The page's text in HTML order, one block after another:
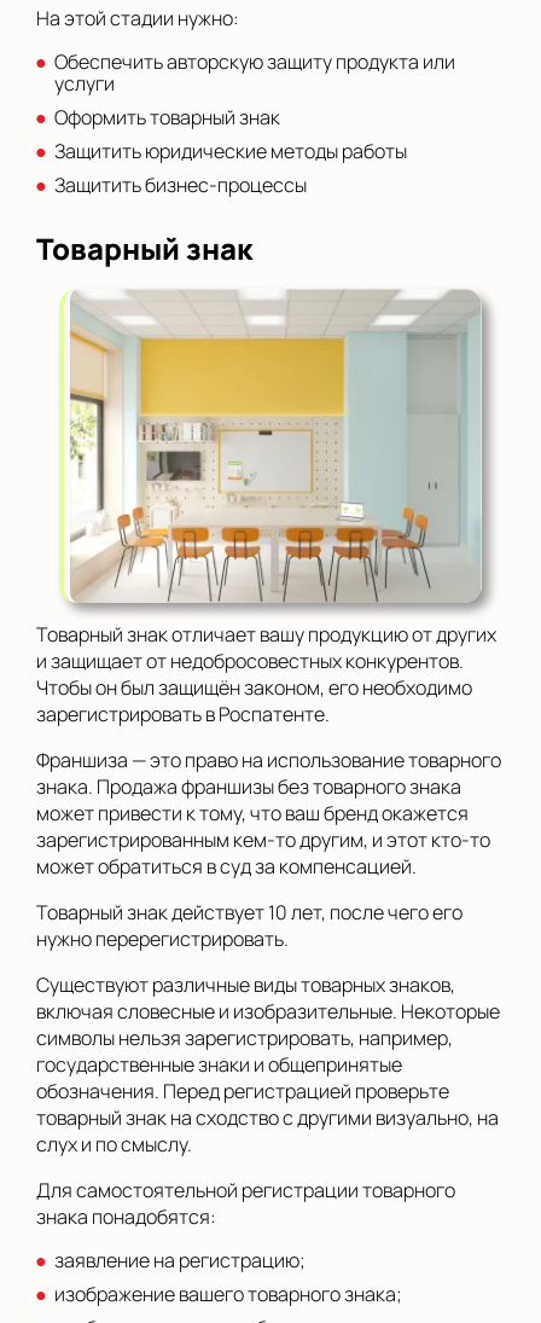
На этой стадии нужно:
Обеспечить авторскую защиту продукта или
услуги
Оформить товарный знак
Защитить юридические методы работы
Защитить бизнес-процессы
Товарный знак
Товарный знак отличает вашу продукцию от других
и защищает от недобросовестных конкурентов.
Чтобы он был защищён законом, его необходимо
зарегистрировать в Роспатенте.
Франшиза — это право на использование товарного
знака. Продажа франшизы без товарного знака
может привести к тому, что ваш бренд окажется
зарегистрированным кем-то другим, и этот кто-то
может обратиться в суд за компенсацией.
Товарный знак действует 10 лет, после чего его
нужно перерегистрировать.
Существуют различные виды товарных знаков,
включая словесные и изобразительные. Некоторые
символы нельзя зарегистрировать, например,
государственные знаки и общепринятые
обозначения. Перед регистрацией проверьте
товарный знак на сходство с другими визуально, на
слух и по смыслу.
Для самостоятельной регистрации товарного
знака понадобятся:
заявление на регистрацию;
изображение вашего товарного знака;